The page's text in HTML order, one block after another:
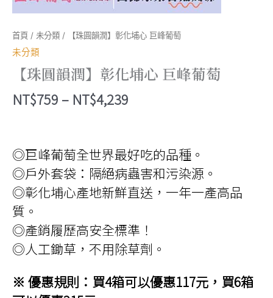
首頁 / 未分類 / 【珠圓韻潤】彰化埔心 巨峰葡萄
未分類
【珠圓韻潤】彰化埔心 巨峰葡萄
NT$759 – NT$4,239
圍：
NT$759
到
◎巨峰葡萄全世界最好吃的品種。
◎戶外套袋：隔絕病蟲害和污染源。
◎彰化埔心產地新鮮直送，一年一產高品
質。
◎產銷履歷高安全標準！
◎人工鋤草，不用除草劑。
※ 優惠規則：買4箱可以優惠117元，買6箱